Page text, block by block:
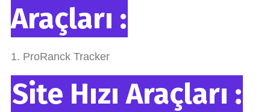
Araçları :
1. ProRanck Tracker
Site Hızı Araçları :